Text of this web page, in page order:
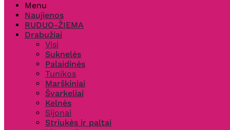
Menu
Naujienos
RUDUO-ŽIEMA
Drabužiai
Visi
Suknelės
Palaidinės
Tunikos
Marškiniai
Švarkeliai
Kelnės
Sijonai
Striukės ir paltai